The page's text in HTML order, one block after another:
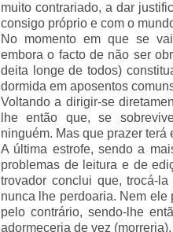
muito contrariado, a dar
consigo próprio e com o
No momento em que se
embora o facto de não ser
deita longe de todos)
dormida em aposentos
Voltando a dirigir-se
lhe então que, se
ninguém. Mas que prazer terá
A última estrofe, sendo a
problemas de leitura e de
trovador conclui que, trocá-
nunca lhe perdoaria. Nem
pelo contrário, sendo-lhe
adormeceria de vez (morreria).